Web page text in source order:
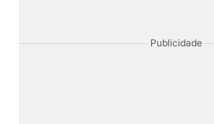
Publicidade